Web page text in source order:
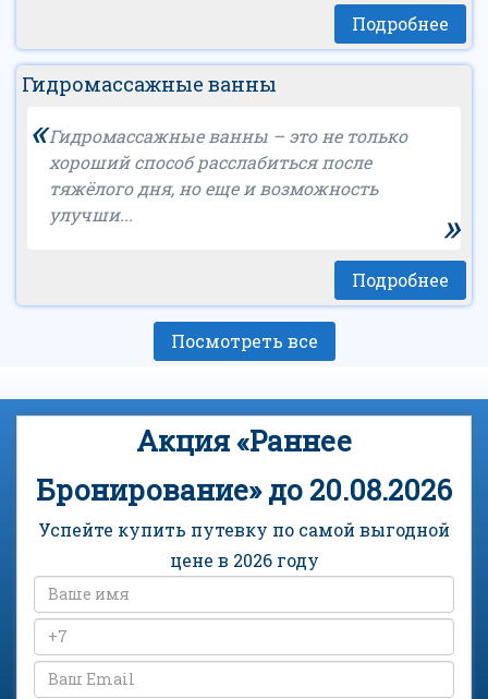
Подробнее
Гидромассажные ванны
«Гидромассажные ванны – это не только
хороший способ расслабиться после
тяжёлого дня, но еще и возможность
улучши...
»
Подробнее
Посмотреть все
Акция «Раннее
Бронирование» до 20.08.2026
Успейте купить путевку по самой выгодной
цене в 2026 году